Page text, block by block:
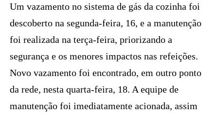
Um vazamento no sistema de gás da cozinha foi
descoberto na segunda-feira, 16, e a manutenção
foi realizada na terça-feira, priorizando a
segurança e os menores impactos nas refeições.
Novo vazamento foi encontrado, em outro ponto
da rede, nesta quarta-feira, 18. A equipe de
manutenção foi imediatamente acionada, assim